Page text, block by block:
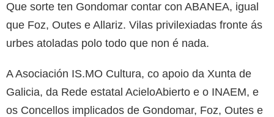
Que sorte ten Gondomar contar con ABANEA, igual
que Foz, Outes e Allariz. Vilas privilexiadas fronte ás
urbes atoladas polo todo que non é nada.
A Asociación IS.MO Cultura, co apoio da Xunta de
Galicia, da Rede estatal AcieloAbierto e o INAEM, e
os Concellos implicados de Gondomar, Foz, Outes e